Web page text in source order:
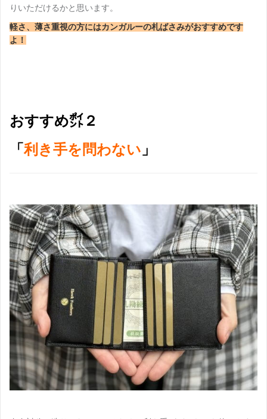
りいただけるかと思います。
軽さ、薄さ重視の方にはカンガルーの札ばさみがおすすめです
よ！
おすすめ㌽２
「利き手を問わない 」